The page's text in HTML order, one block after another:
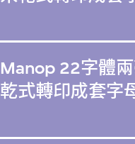
Manop 22字體
乾式轉印成套字